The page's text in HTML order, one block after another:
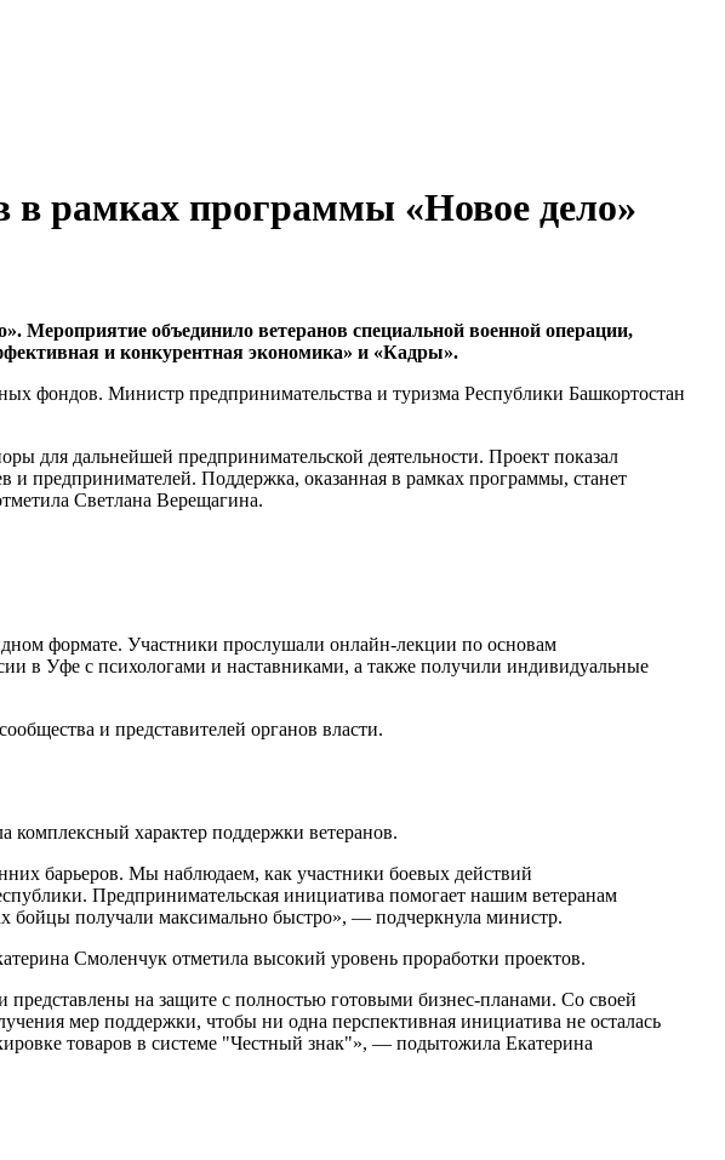
рамках программы «Новое дело»
объединило ветеранов специальной военной операции,
и конкурентная экономика» и «Кадры».
фондов. Министр предпринимательства и туризма Республики Башкортостан
для дальнейшей предпринимательской деятельности. Проект показал
предпринимателей. Поддержка, оказанная в рамках программы, станет
Светлана Верещагина.
формате. Участники прослушали онлайн-лекции по основам
в Уфе с психологами и наставниками, а также получили индивидуальные
и представителей органов власти.
комплексный характер поддержки ветеранов.
барьеров. Мы наблюдаем, как участники боевых действий
Предпринимательская инициатива помогает нашим ветеранам
бойцы получали максимально быстро», — подчеркнула министр.
Смоленчук отметила высокий уровень проработки проектов.
представлены на защите с полностью готовыми бизнес-планами. Со своей
мер поддержки, чтобы ни одна перспективная инициатива не осталась
товаров в системе "Честный знак"», — подытожила Екатерина